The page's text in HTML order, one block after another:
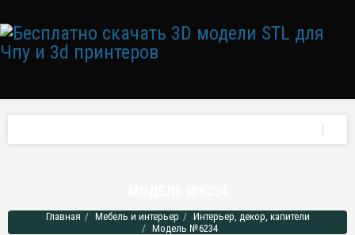
Главная Мебель и интерьер
Интерьер, декор, капители
Модель №6234